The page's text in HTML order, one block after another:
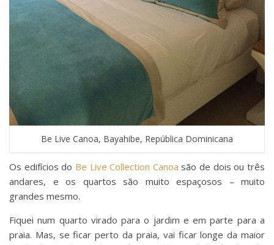
Be Live Canoa, Bayahibe, República Dominicana
Os edifícios do Be Live Collection Canoa são de dois ou três
andares, e os quartos são muito espaçosos – muito
grandes mesmo.
Fiquei num quarto virado para o jardim e em parte para a
praia. Mas, se ficar perto da praia, vai ficar longe da maior